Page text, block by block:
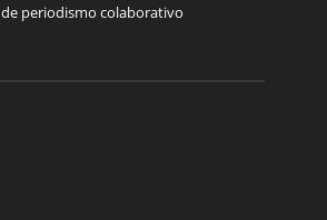
periodismo colaborativo